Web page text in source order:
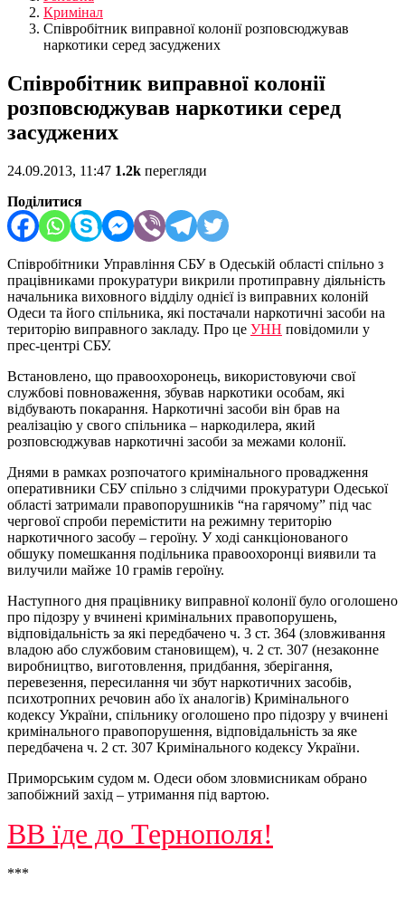
Кримінал
Співробітник виправної колонії розповсюджував
наркотики серед засуджених
Співробітник виправної колонії
розповсюджував наркотики серед
засуджених
24.09.2013, 11:47 1.2k перегляди
Поділитися
Співробітники Управління СБУ в Одеській області спільно з
працівниками прокуратури викрили протиправну діяльність
начальника виховного відділу однієї із виправних колоній
Одеси та його спільника, які постачали наркотичні засоби на
територію виправного закладу. Про це УНН повідомили у
прес-центрі СБУ.
Встановлено, що правоохоронець, використовуючи свої
службові повноваження, збував наркотики особам, які
відбувають покарання. Наркотичні засоби він брав на
реалізацію у свого спільника – наркодилера, який
розповсюджував наркотичні засоби за межами колонії.
Днями в рамках розпочатого кримінального провадження
оперативники СБУ спільно з слідчими прокуратури Одеської
області затримали правопорушників “на гарячому” під час
чергової спроби перемістити на режимну територію
наркотичного засобу – героїну. У ході санкціонованого
обшуку помешкання подільника правоохоронці виявили та
вилучили майже 10 грамів героїну.
Наступного дня працівнику виправної колонії було оголошено
про підозру у вчинені кримінальних правопорушень,
відповідальність за які передбачено ч. 3 ст. 364 (зловживання
владою або службовим становищем), ч. 2 ст. 307 (незаконне
виробництво, виготовлення, придбання, зберігання,
перевезення, пересилання чи збут наркотичних засобів,
психотропних речовин або їх аналогів) Кримінального
кодексу України, спільнику оголошено про підозру у вчинені
кримінального правопорушення, відповідальність за яке
передбачена ч. 2 ст. 307 Кримінального кодексу України.
Приморським судом м. Одеси обом зловмисникам обрано
запобіжний захід – утримання під вартою.
ВВ їде до Тернополя!
***